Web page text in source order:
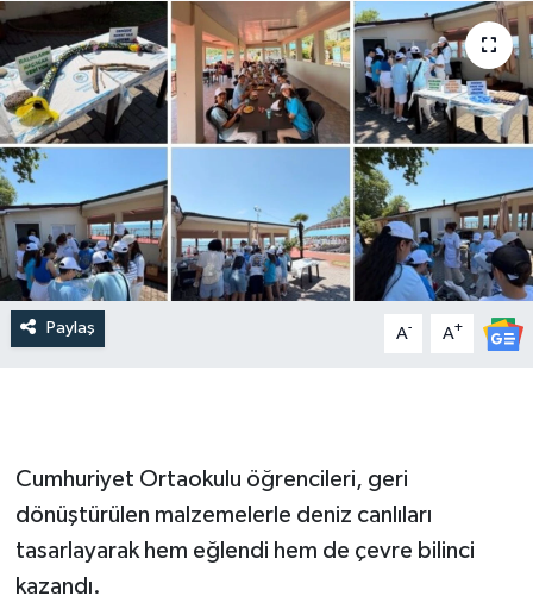
Paylaş A- A+
Cumhuriyet Ortaokulu öğrencileri, geri
dönüştürülen malzemelerle deniz canlıları
tasarlayarak hem eğlendi hem de çevre bilinci
kazandı.